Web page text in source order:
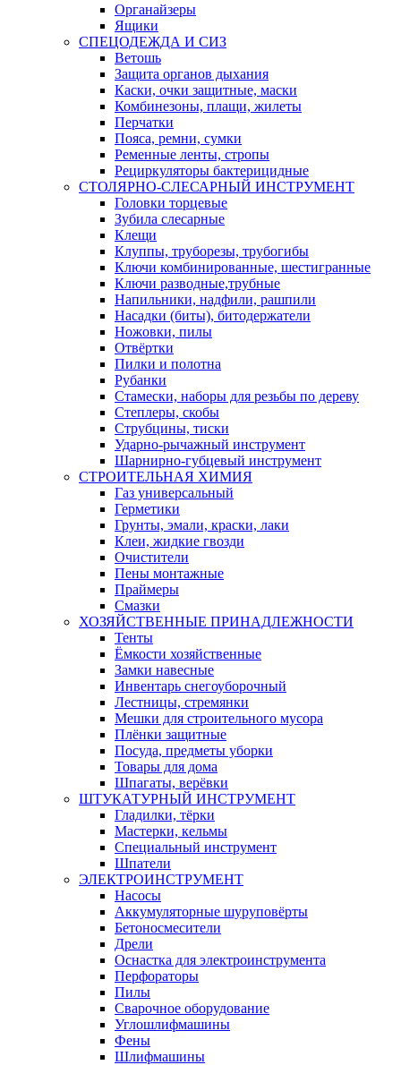
Органайзеры
Ящики
СПЕЦОДЕЖДА И СИЗ
Ветошь
Защита органов дыхания
Каски, очки защитные, маски
Комбинезоны, плащи, жилеты
Перчатки
Пояса, ремни, сумки
Ременные ленты, стропы
Рециркуляторы бактерицидные
СТОЛЯРНО-СЛЕСАРНЫЙ ИНСТРУМЕНТ
Головки торцевые
Зубила слесарные
Клещи
Клуппы, труборезы, трубогибы
Ключи комбинированные, шестигранные
Ключи разводные,трубные
Напильники, надфили, рашпили
Насадки (биты), битодержатели
Ножовки, пилы
Отвёртки
Пилки и полотна
Рубанки
Стамески, наборы для резьбы по дереву
Степлеры, скобы
Струбцины, тиски
Ударно-рычажный инструмент
Шарнирно-губцевый инструмент
СТРОИТЕЛЬНАЯ ХИМИЯ
Газ универсальный
Герметики
Грунты, эмали, краски, лаки
Клеи, жидкие гвозди
Очистители
Пены монтажные
Праймеры
Смазки
ХОЗЯЙСТВЕННЫЕ ПРИНАДЛЕЖНОСТИ
Тенты
Ёмкости хозяйственные
Замки навесные
Инвентарь снегоуборочный
Лестницы, стремянки
Мешки для строительного мусора
Плёнки защитные
Посуда, предметы уборки
Товары для дома
Шпагаты, верёвки
ШТУКАТУРНЫЙ ИНСТРУМЕНТ
Гладилки, тёрки
Мастерки, кельмы
Специальный инструмент
Шпатели
ЭЛЕКТРОИНСТРУМЕНТ
Насосы
Аккумуляторные шуруповёрты
Бетоносмесители
Дрели
Оснастка для электроинструмента
Перфораторы
Пилы
Сварочное оборудование
Углошлифмашины
Фены
Шлифмашины